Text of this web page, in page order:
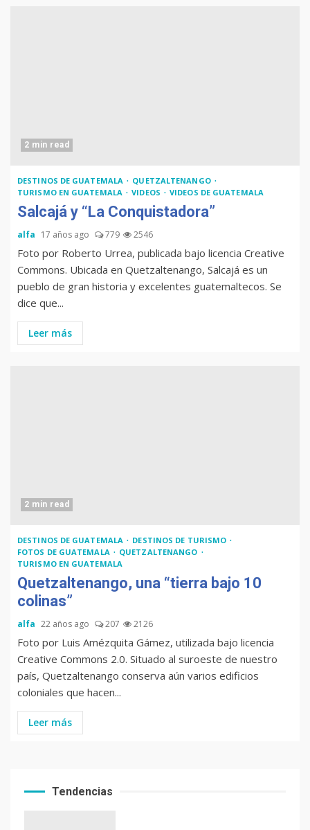
2 min read
DESTINOS DE GUATEMALA
QUETZALTENANGO
TURISMO EN GUATEMALA
VIDEOS VIDEOS DE GUATEMALA
Salcajá y “La Conquistadora”
alfa 17 años ago 779 2546
Foto por Roberto Urrea, publicada bajo licencia Creative
Commons. Ubicada en Quetzaltenango, Salcajá es un
pueblo de gran historia y excelentes guatemaltecos. Se
dice que...
Leer más
2 min read
DESTINOS DE GUATEMALA
DESTINOS DE TURISMO
FOTOS DE GUATEMALA
QUETZALTENANGO
TURISMO EN GUATEMALA
Quetzaltenango, una “tierra bajo 10
colinas”
alfa 22 años ago 207 2126
Foto por Luis Amézquita Gámez, utilizada bajo licencia
Creative Commons 2.0. Situado al suroeste de nuestro
país, Quetzaltenango conserva aún varios edificios
coloniales que hacen...
Leer más
Tendencias